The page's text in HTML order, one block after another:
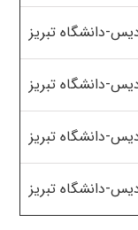
دانشگاه تبریز
دانشگاه تبریز
دانشگاه تبریز
دانشگاه تبریز